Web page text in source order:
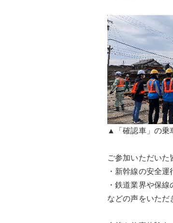
▲「確認車」の乗
ご参加いただいた
・新幹線の安全
・鉄道業界や保
などの声をいただ